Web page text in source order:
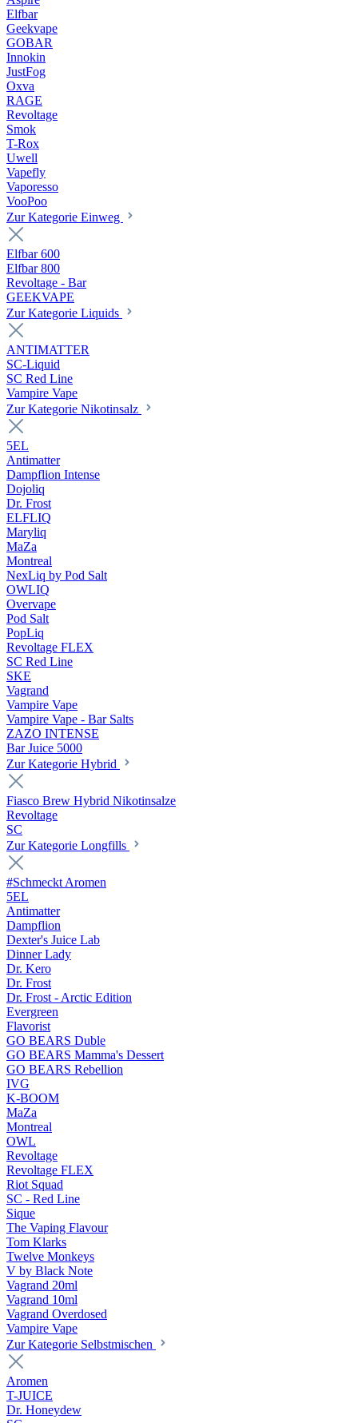
Elfbar
Geekvape
GOBAR
Innokin
JustFog
Oxva
RAGE
Revoltage
Smok
T-Rox
Uwell
Vapefly
Vaporesso
VooPoo
Zur Kategorie Einweg
Elfbar 600
Elfbar 800
Revoltage - Bar
GEEKVAPE
Zur Kategorie Liquids
ANTIMATTER
SC-Liquid
SC Red Line
Vampire Vape
Zur Kategorie Nikotinsalz
5EL
Antimatter
Dampflion Intense
Dojoliq
Dr. Frost
ELFLIQ
Maryliq
MaZa
Montreal
NexLiq by Pod Salt
OWLIQ
Overvape
Pod Salt
PopLiq
Revoltage FLEX
SC Red Line
SKE
Vagrand
Vampire Vape
Vampire Vape - Bar Salts
ZAZO INTENSE
Bar Juice 5000
Zur Kategorie Hybrid
Fiasco Brew Hybrid Nikotinsalze
Revoltage
SC
Zur Kategorie Longfills
#Schmeckt Aromen
5EL
Antimatter
Dampflion
Dexter's Juice Lab
Dinner Lady
Dr. Kero
Dr. Frost
Dr. Frost - Arctic Edition
Evergreen
Flavorist
GO BEARS Duble
GO BEARS Mamma's Dessert
GO BEARS Rebellion
IVG
K-BOOM
MaZa
Montreal
OWL
Revoltage
Revoltage FLEX
Riot Squad
SC - Red Line
Sique
The Vaping Flavour
Tom Klarks
Twelve Monkeys
V by Black Note
Vagrand 20ml
Vagrand 10ml
Vagrand Overdosed
Vampire Vape
Zur Kategorie Selbstmischen
Aromen
T-JUICE
Dr. Honeydew